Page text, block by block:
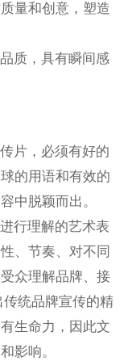
量和创意，塑造
质，具有瞬间感
片，必须有好的
的用语和有效的
中脱颖而出。
行理解的艺术表
、节奏、对不同
众理解品牌、接
统品牌宣传的精
生命力，因此文
影响。